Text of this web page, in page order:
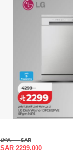
SAR ٤٢٩٩.٠٠٠
SAR 2299.000